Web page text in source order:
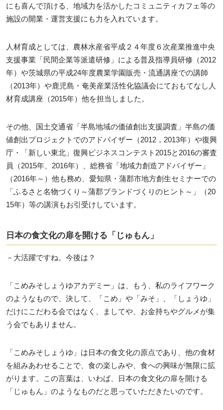
にも喜んで頂ける、地域力を活かしたコミュニティカフェ等の
施設の開業・運営支援にも力を入れています。
人材育成としては、農林水産省平成２４年度６次産業推進中央
支援事業「民間企業等派遣研修」による普及指導員研修（2012
年）や茨城県の平成24年度農業学園販売・流通講座での講師
（2013年）や鹿児島・奄美産業活性化協議会にておもてなし人
材育成講座（2015年）他を担当しました。
その他、国土交通省「半島地域の価値創出支援調査」半島の価
値創出プロジェクトでのアドバイザー（2012，2013年）や復興
庁・「新しい東北」復興ビジネスコンテスト2015と2016の審査
員（2015年、2016年）、総務省「地域力創造アドバイザー」
（2016年～）他も務め、愛知県・蒲郡市地方創生セミナーでの
「ふるさと名物づくり～蒲郡ブランドづくりのヒント～」（20
15年）等の講演もお引受けしています。
日本の食文化の扉を開ける「じゅもん」
－大活躍ですね。今後は？
「こめみそしょうゆアカデミー」は、もう、私のライフワーク
のようなもので、決して、「こめ」や「みそ」、「しょうゆ」
だけにこだわる会ではなく、ましてや、お金持ちやグルメが集
う会でもありません。
「こめみそしょうゆ」は日本の食文化の原点であり、他の食材
を組みあわせることで、食の楽しみや、食への興味が無限に拡
がります。この言葉は、いわば、日本の食文化の扉を開ける
「じゅもん」のようなものだと思っていただきたいのです。